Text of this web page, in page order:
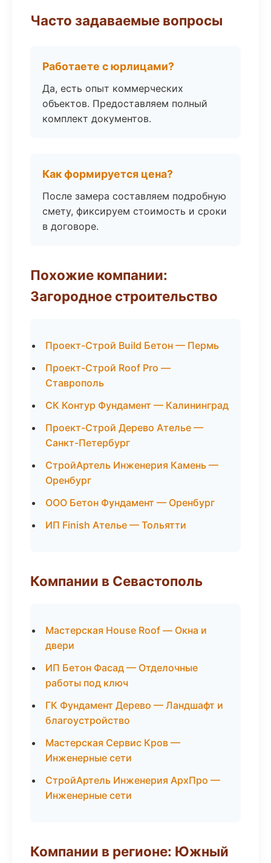
Часто задаваемые вопросы
Работаете с юрлицами?
Да, есть опыт коммерческих
объектов. Предоставляем полный
комплект документов.
Как формируется цена?
После замера составляем подробную
смету, фиксируем стоимость и сроки
в договоре.
Похожие компании:
Загородное строительство
Проект-Строй Build Бетон — Пермь
Проект-Строй Roof Pro —
Ставрополь
СК Контур Фундамент — Калининград
Проект-Строй Дерево Ателье —
Санкт-Петербург
СтройАртель Инженерия Камень —
Оренбург
ООО Бетон Фундамент — Оренбург
ИП Finish Ателье — Тольятти
Компании в Севастополь
Мастерская House Roof — Окна и
двери
ИП Бетон Фасад — Отделочные
работы под ключ
ГК Фундамент Дерево — Ландшафт и
благоустройство
Мастерская Сервис Кров —
Инженерные сети
СтройАртель Инженерия АрхПро —
Инженерные сети
Компании в регионе: Южный